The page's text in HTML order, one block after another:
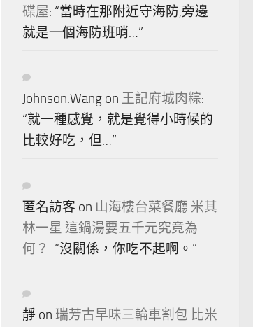
碟屋: “當時在那附近守海防,旁邊
就是一個海防班哨…”
Johnson.Wang on 王記府城肉粽:
“就一種感覺，就是覺得小時候的
比較好吃，但…”
匿名訪客 on 山海樓台菜餐廳 米其
林一星 這鍋湯要五千元究竟為
何？ : “沒關係，你吃不起啊。 ”
靜 on 瑞芳古早味三輪車割包 比米